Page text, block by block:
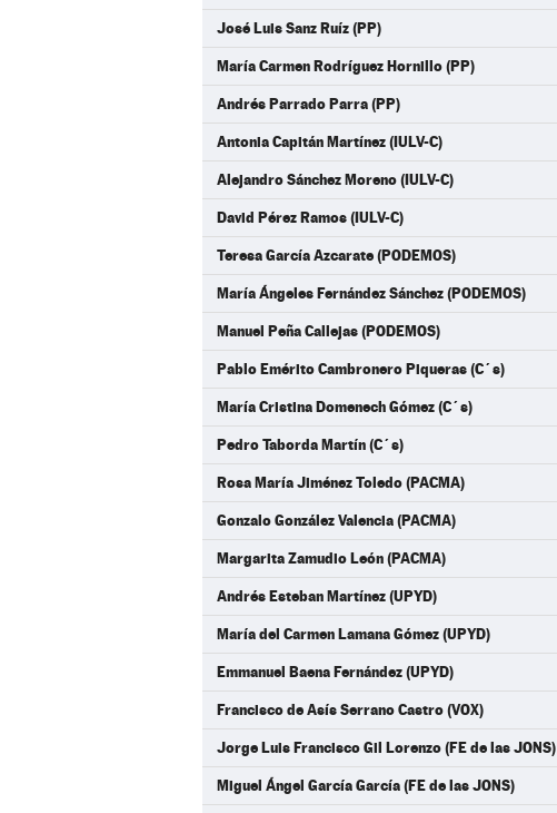
José Luis Sanz Ruíz (PP)
María Carmen Rodríguez Hornillo (PP)
Andrés Parrado Parra (PP)
Antonia Capitán Martínez (IULV-C)
Alejandro Sánchez Moreno (IULV-C)
David Pérez Ramos (IULV-C)
Teresa García Azcarate (PODEMOS)
María Ángeles Fernández Sánchez (PODEMOS)
Manuel Peña Callejas (PODEMOS)
Pablo Emérito Cambronero Piqueras (C´s)
María Cristina Domenech Gómez (C´s)
Pedro Taborda Martín (C´s)
Rosa María Jiménez Toledo (PACMA)
Gonzalo González Valencia (PACMA)
Margarita Zamudio León (PACMA)
Andrés Esteban Martínez (UPYD)
María del Carmen Lamana Gómez (UPYD)
Emmanuel Baena Fernández (UPYD)
Francisco de Asís Serrano Castro (VOX)
Jorge Luis Francisco Gil Lorenzo (FE de las JONS)
Miguel Ángel García García (FE de las JONS)